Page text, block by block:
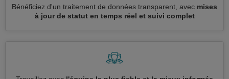
Bénéficiez d'un traitement de données transparent, avec mises
à jour de statut en temps réel et suivi complet